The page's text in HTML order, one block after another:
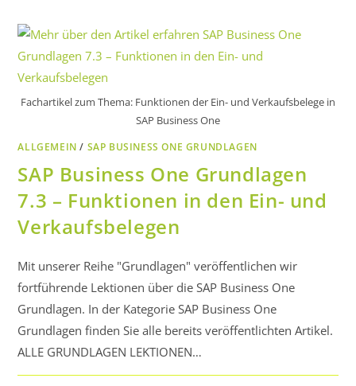
Fachartikel zum Thema: Funktionen der Ein- und Verkaufsbelege in
SAP Business One
ALLGEMEIN / SAP BUSINESS ONE GRUNDLAGEN
SAP Business One Grundlagen
7.3 – Funktionen in den Ein- und
Verkaufsbelegen
Mit unserer Reihe "Grundlagen" veröffentlichen wir
fortführende Lektionen über die SAP Business One
Grundlagen. In der Kategorie SAP Business One
Grundlagen finden Sie alle bereits veröffentlichten Artikel.
ALLE GRUNDLAGEN LEKTIONEN…